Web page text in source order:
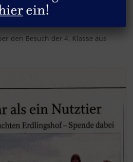
vom 18. Mai 2018
den Besuch der 4. Klasse aus